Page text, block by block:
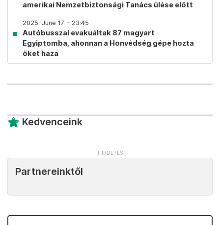
amerikai Nemzetbiztonsági Tanács ülése előtt
2025. June 17. – 23:45
Autóbusszal evakuáltak 87 magyart
Egyiptomba, ahonnan a Honvédség gépe hozta
őket haza
Kedvenceink
Partnereinktől